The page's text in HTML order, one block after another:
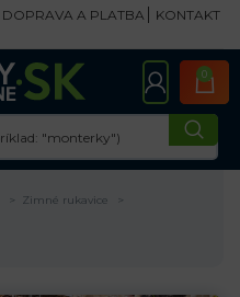
DOPRAVA A PLATBA KONTAKT
0
Zimné rukavice